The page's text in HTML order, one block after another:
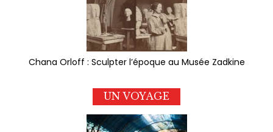
Chana Orloff : Sculpter l’époque au Musée Zadkine
UN VOYAGE